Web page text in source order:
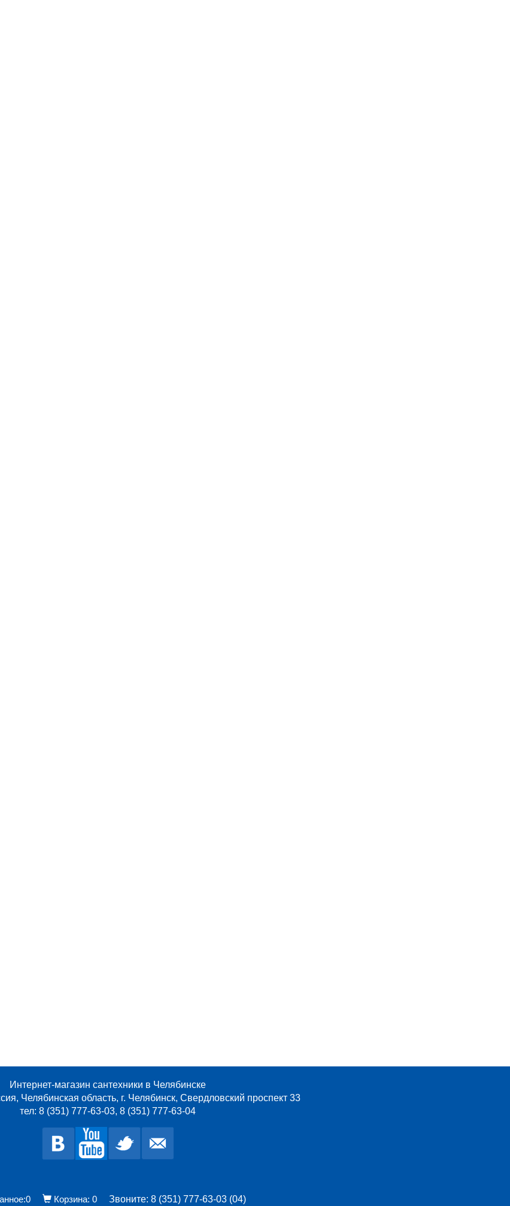
Интернет-магазин сантехники в Челябинске
Челябинская область, г. Челябинск, Свердловский проспект 33
тел: 8 (351) 777-63-03, 8 (351) 777-63-04
0 Корзина: 0 Звоните: 8 (351) 777-63-03 (04)